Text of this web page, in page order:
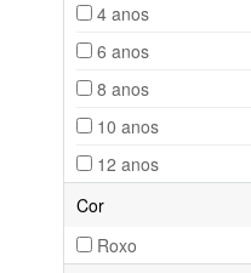
4 anos
6 anos
8 anos
10 anos
12 anos
Cor
Roxo